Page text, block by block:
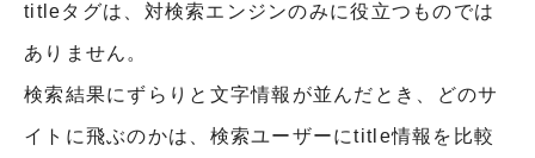
titleタグは、対検索エンジンのみに役立つものでは
ありません。
検索結果にずらりと文字情報が並んだとき、どのサ
イトに飛ぶのかは、検索ユーザーにtitle情報を比較